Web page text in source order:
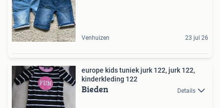
Venhuizen 23 jul 26
europe kids tuniek jurk 122, jurk 122,
kinderkleding 122
Bieden Details